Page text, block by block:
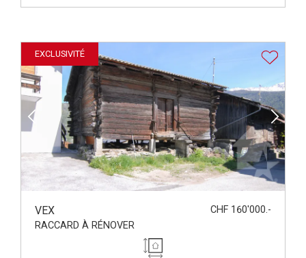
EXCLUSIVITÉ
VEX
CHF 160'000.-
RACCARD À RÉNOVER